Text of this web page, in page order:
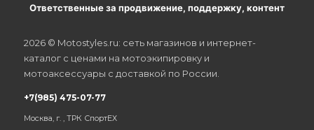
Ответственные за продвижение, поддержку, контент
2026 © Motostyles.ru: сеть магазинов и интернет-
каталог с ценами на мотоэкипировку и
мотоаксессуары с доставкой по России.
+7(985) 475-07-77
Москва, г. , ТРК СпортЕХ